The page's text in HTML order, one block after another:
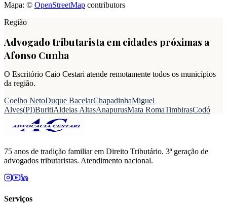
Mapa: © OpenStreetMap contributors
Região
Advogado tributarista em cidades próximas a
Afonso Cunha
O Escritório Caio Cestari atende remotamente todos os municípios
da região.
Coelho NetoDuque BacelarChapadinhaMiguel
Alves(PI)BuritiAldeias AltasAnapurusMata RomaTimbirasCodó
75 anos de tradição familiar em Direito Tributário. 3ª geração de
advogados tributaristas. Atendimento nacional.
Serviços